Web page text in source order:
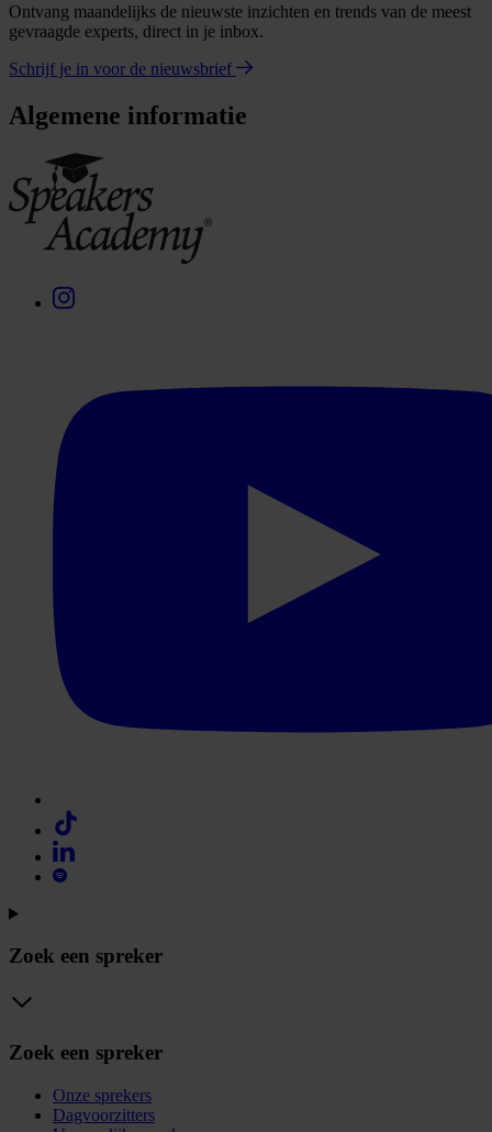
Ontvang maandelijks de nieuwste inzichten en trends van de meest
gevraagde experts, direct in je inbox.
Schrijf je in voor de nieuwsbrief
Algemene informatie
Zoek een spreker
Zoek een spreker
Onze sprekers
Dagvoorzitters